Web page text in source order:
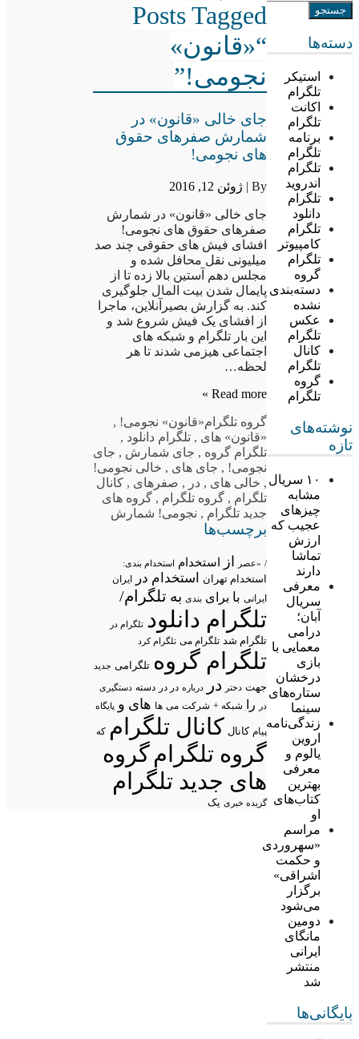
دسته‌ها
استیکر
تلگرام
اکانت
تلگرام
برنامه
تلگرام
تلگرام
اندروید
تلگرام
دانلود
تلگرام
کامپیوتر
تلگرام
گروه
دسته‌بندی
نشده
عکس
تلگرام
کانال
تلگرام
گروه
تلگرام
نوشته‌های
تازه
۱۰ سریال
مشابه
چیزهای
عجیب که
ارزش
تماشا
دارند
معرفی
سریال
آبان؛
درامی
معمایی با
بازی
درخشان
ستاره‌های
سینما
زندگی‌نامه
اروین
یالوم و
معرفی
بهترین
کتاب‌های
او
مراسم
«سهروردی
و حکمت
اشراقی»
برگزار
می‌شود
دومین
مانگای
ایرانی
منتشر
شد
بایگانی‌ها
Posts Tagged
“«قانون»
نجومی!”
جای خالی «قانون» در
شمارش صفرهای حقوق
های نجومی!
By | ژوئن 12, 2016
جای خالی «قانون» در شمارش
صفرهای حقوق های نجومی!
افشای فیش های حقوقی چند صد
میلیونی نقل محافل شده و
مجلس دهم آستین بالا زده تا از
پایمال شدن بیت المال جلوگیری
کند. به گزارش بصیرآنلاین، ماجرا
از افشای یک فیش شروع شد و
این بار تلگرام و شبکه های
اجتماعی هیزمی شدند تا هر
لحظه…
Read more »
گروه تلگرام«قانون» نجومی! ,
«قانون» های , تلگرام دانلود ,
تلگرام گروه , جای شمارش , جای
نجومی! , جای های , خالی نجومی!
, خالی های , در , صفرهای , کانال
تلگرام , گروه تلگرام , گروه های
جدید تلگرام , نجومی! شمارش
برچسب‌ها
/ «عصر از استخدام استخدام بندی:
استخدام تهران استخدام در ایران
ایرانی با برای بندی به تلگرام/
تلگرام دانلود تلگرام در
تلگرام شد تلگرام می تلگرام کرد
تلگرام گروه تلگرامی جدید
جهت دختر در درباره در در دسته دستگیری
در
را شبکه + شرکت می ها های و پایگاه
پیام کانال کانال تلگرام که
گروه تلگرامگروه
های جدید تلگرام
گزیده خبری یک